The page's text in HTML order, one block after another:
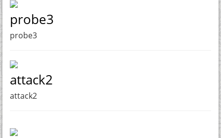
probe3
probe3
attack2
attack2